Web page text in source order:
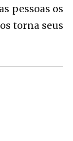
pessoas os
torna seus